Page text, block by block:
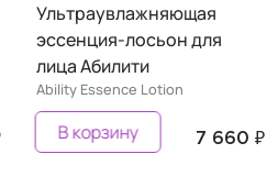
₽
Ультраувлажняющая
эссенция-лосьон для
лица Абилити
Ability Essence Lotion
7
В корзину